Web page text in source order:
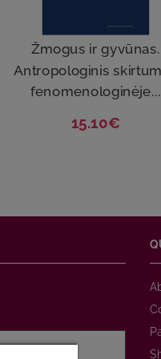
Žmogus ir gyvūnas.
Antropologinis
fenomenologinėje...
15.10€